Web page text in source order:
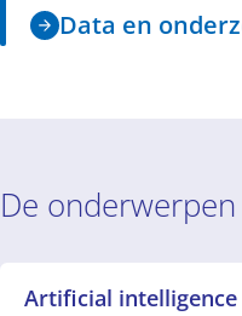
Data en
De
Artificial intelligence